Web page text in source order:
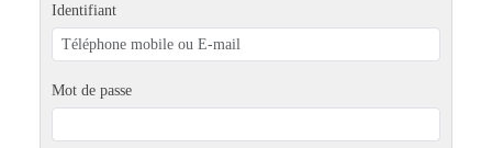
Identifiant
Mot de passe